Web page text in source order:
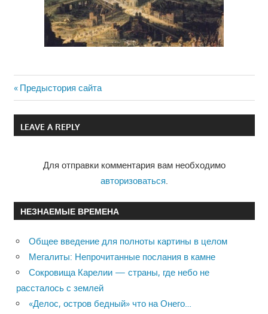
Навигация
по
Previous
Post:
Предыстория сайта
LEAVE A REPLY
Для отправки комментария вам необходимо
авторизоваться
НЕЗНАЕМЫЕ ВРЕМЕНА
Общее введение для полноты картины в целом
Мегалиты: Непрочитанные послания в камне
Сокровища Карелии — страны, где небо не
рассталось с землей
«Делос, остров бедный» что на Онего…